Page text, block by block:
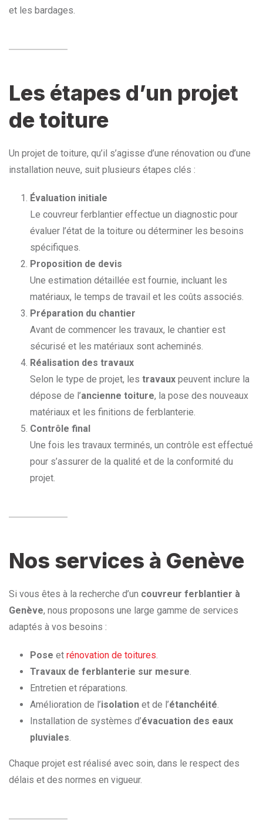
et les bardages.
Les étapes d’un projet
de toiture
Un projet de toiture, qu’il s’agisse d’une rénovation ou d’une
installation neuve, suit plusieurs étapes clés :
Évaluation initiale
Le couvreur ferblantier effectue un diagnostic pour
évaluer l’état de la toiture ou déterminer les besoins
spécifiques.
Proposition de devis
Une estimation détaillée est fournie, incluant les
matériaux, le temps de travail et les coûts associés.
Préparation du chantier
Avant de commencer les travaux, le chantier est
sécurisé et les matériaux sont acheminés.
Réalisation des travaux
Selon le type de projet, les travaux peuvent inclure la
dépose de l’ancienne toiture, la pose des nouveaux
matériaux et les finitions de ferblanterie.
Contrôle final
Une fois les travaux terminés, un contrôle est effectué
pour s’assurer de la qualité et de la conformité du
projet.
Nos services à Genève
Si vous êtes à la recherche d’un couvreur ferblantier à
Genève, nous proposons une large gamme de services
adaptés à vos besoins :
Pose et rénovation de toitures.
Travaux de ferblanterie sur mesure.
Entretien et réparations.
Amélioration de l’isolation et de l’étanchéité.
Installation de systèmes d’évacuation des eaux
pluviales.
Chaque projet est réalisé avec soin, dans le respect des
délais et des normes en vigueur.